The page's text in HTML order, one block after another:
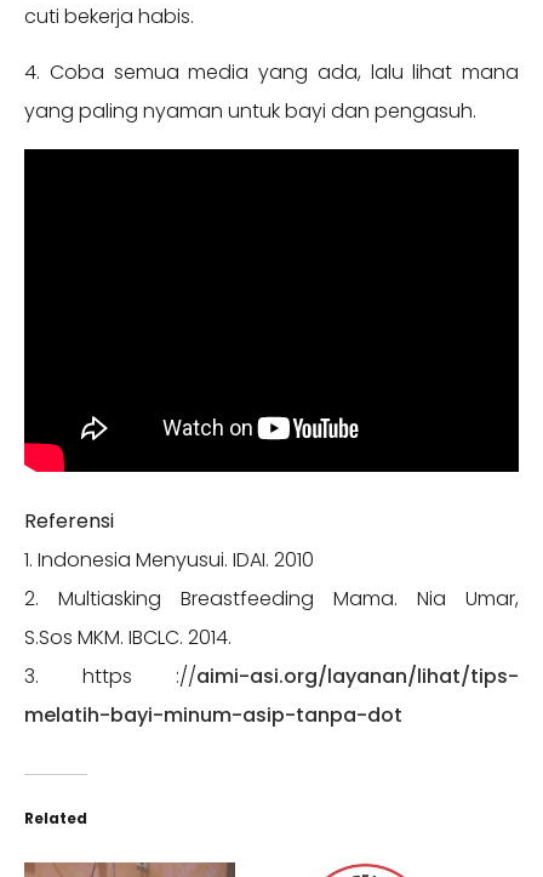
cuti bekerja habis.
4. Coba semua media yang ada, lalu lihat mana
yang paling nyaman untuk bayi dan pengasuh.
Referensi
1. Indonesia Menyusui. IDAI. 2010
2. Multiasking Breastfeeding Mama. Nia Umar,
S.Sos MKM. IBCLC. 2014.
3. https ://aimi-asi.org/layanan/lihat/tips-
melatih-bayi-minum-asip-tanpa-dot
Related